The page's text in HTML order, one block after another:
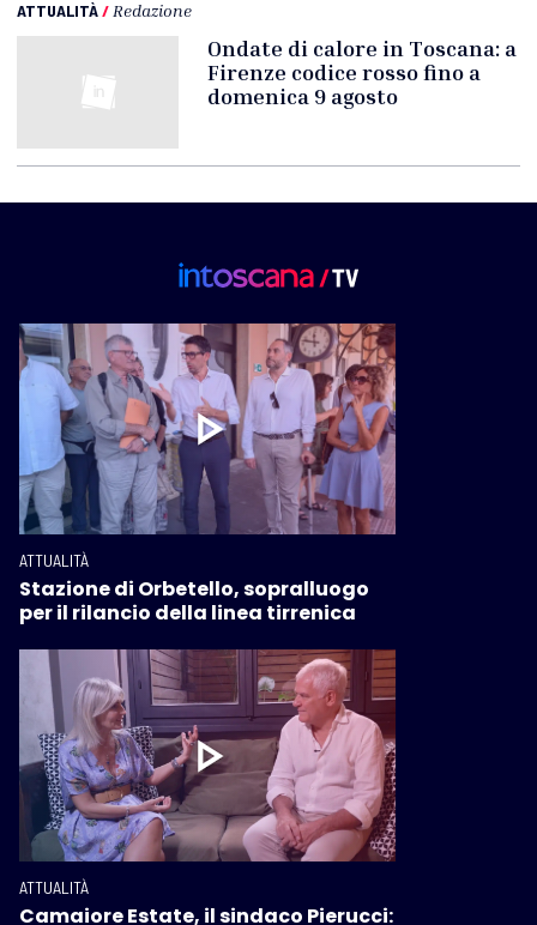
ATTUALITÀ/ Redazione
Ondate di calore in Toscana: a
Firenze codice rosso fino a
domenica 9 agosto
ATTUALITÀ
Stazione di Orbetello, sopralluogo
per il rilancio della linea tirrenica
ATTUALITÀ
Camaiore Estate, il sindaco Pierucci: